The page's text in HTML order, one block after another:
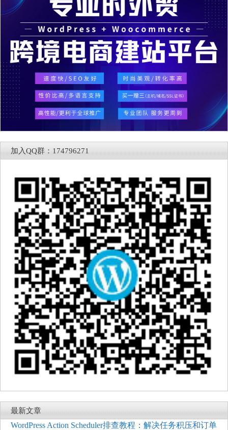
加入QQ群：174796271
最新文章
WordPress Action Scheduler排查教程：解决任务积压和订单